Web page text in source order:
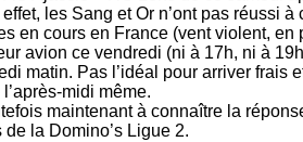
les Sang et Or n’ont pas réussi à
en cours en France (vent violent, en
avion ce vendredi (ni à 17h, ni à
matin. Pas l’idéal pour arriver frais
midi même.
maintenant à connaître la
de la Domino’s Ligue 2.